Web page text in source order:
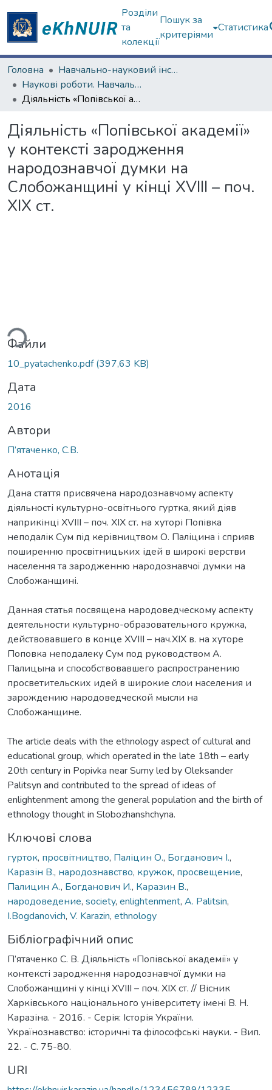
Розділи
та
колекції
Пошук за
критеріями
Статистика
Головна
Навчально-науковий інститут філософії, культурології, політології
Наукові роботи. Навчально-науковий інститут філософії, культурології, політології
Діяльність «Попівської академії» у контексті зародження народознавчої думки на Слобожанщині у кінці XVIII – поч. XIX ст.
Діяльність «Попівської академії»
у контексті зародження
народознавчої думки на
Слобожанщині у кінці XVIII – поч.
XIX ст.
Файли
10_pyatachenko.pdf(397,63 KB)
Дата
2016
Автори
П’ятаченко, С.В.
Анотація
Дана стаття присвячена народознавчому аспекту
діяльності культурно-освітнього гуртка, який діяв
наприкінці XVІІІ – поч. XIX ст. на хуторі Попівка
неподалік Сум під керівництвом О. Паліцина і сприяв
поширенню просвітницьких ідей в широкі верстви
населення та зародженню народознавчої думки на
Слобожанщині.
Данная статья посвящена народоведческому аспекту
деятельности культурно-образовательного кружка,
действовавшего в конце XVIII – нач.XIX в. на хуторе
Поповка неподалеку Сум под руководством А.
Палицына и способствовавшего распространению
просветительских идей в широкие слои населения и
зарождению народоведческой мысли на
Слобожанщине.
The article deals with the ethnology aspect of cultural and
educational group, which operated in the late 18th – early
20th century in Popivka near Sumy led by Oleksander
Palitsyn and contributed to the spread of ideas of
enlightenment among the general population and the birth of
ethnology thought in Slobozhanshchyna.
Ключові слова
гурток, просвітництво, Паліцин О., Богданович І.,
Каразін В., народознавство, кружок, просвещение,
Палицин А., Богданович И., Каразин В.,
народоведение, society, enlightenment, A. Palitsin,
I.Bogdanovich, V. Karazin, ethnology
Бібліографічний опис
П’ятаченко С. В. Діяльність «Попівської академії» у
контексті зародження народознавчої думки на
Слобожанщині у кінці XVIII – поч. XIX ст. // Вісник
Харківського національного університету імені В. Н.
Каразіна. - 2016. - Серія: Історія України.
Українознавство: історичні та філософські науки. - Вип.
22. - С. 75-80.
URI